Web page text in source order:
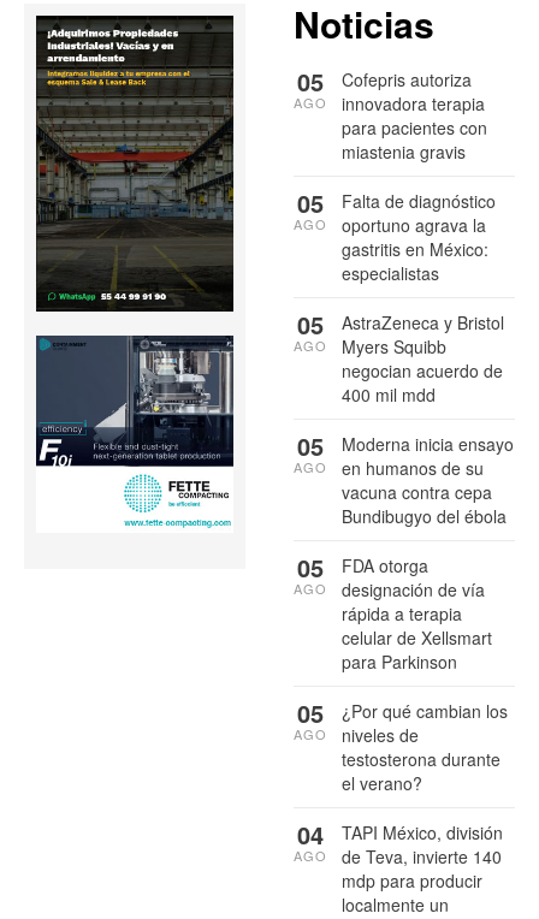
Noticias
Cofepris autoriza
innovadora terapia
para pacientes con
miastenia gravis
05
AGO
Falta de diagnóstico
oportuno agrava la
gastritis en México:
especialistas
05
AGO
AstraZeneca y Bristol
Myers Squibb
negocian acuerdo de
400 mil mdd
05
AGO
Moderna inicia ensayo
en humanos de su
vacuna contra cepa
Bundibugyo del ébola
05
AGO
FDA otorga
designación de vía
rápida a terapia
celular de Xellsmart
para Parkinson
05
AGO
¿Por qué cambian los
niveles de
testosterona durante
el verano?
05
AGO
TAPI México, división
de Teva, invierte 140
mdp para producir
localmente un
04
AGO